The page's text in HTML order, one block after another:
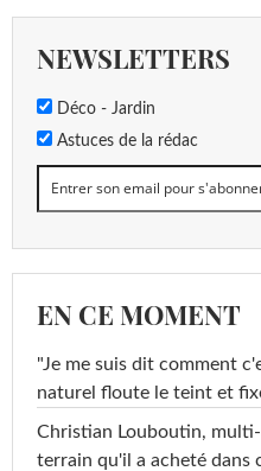
NEWSLETTERS
Déco - Jardin
Astuces de la rédac
EN CE MOMENT
"Je me suis dit comment
naturel floute le teint et
Christian Louboutin,
terrain qu'il a acheté dans